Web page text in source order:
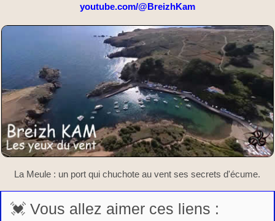
youtube.com/@BreizhKam
La Meule : un port qui chuchote au vent ses secrets d'écume.
💓 Vous allez aimer ces liens :